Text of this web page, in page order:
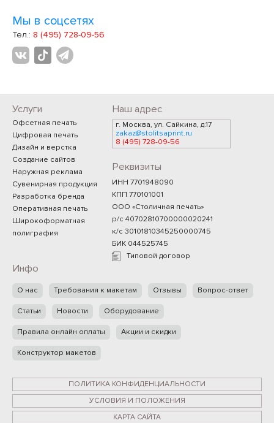
Мы в соцсетях
Тел.: 8 (495) 728-09-56
Услуги
Офсетная печать
Цифровая печать
Дизайн и верстка
Создание сайтов
Наружная реклама
Сувенирная продукция
Разработка бренда
Оперативная печать
Широкоформатная
полиграфия
Наш адрес
г. Москва, ул. Сайкина, д.17
zakaz@stolitsaprint.ru
8 (495) 728-09-56
Реквизиты
ИНН 7701948090
КПП 770101001
ООО «Столичная печать»
р/с 40702810700000020241
к/с 30101810345250000745
БИК 044525745
Типовой договор
Инфо
О нас Требования к макетам Отзывы Вопрос-ответ
Статьи Новости Оборудование
Правила онлайн оплаты Акции и скидки
Конструктор макетов
ПОЛИТИКА КОНФИДЕНЦИАЛЬНОСТИ
УСЛОВИЯ И ПОЛОЖЕНИЯ
КАРТА САЙТА